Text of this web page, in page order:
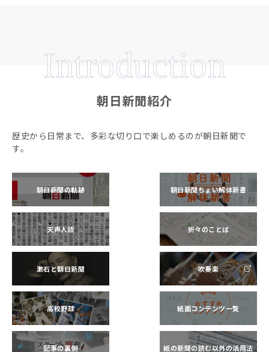
Introduction
朝日新聞紹介
歴史から日常まで、多彩な切り口で楽しめるのが朝日新聞で
す。
朝日新聞の軌跡 朝日新聞ちょい解体新書
天声人語 折々のことば
漱石と朝日新聞 吹奏楽
高校野球 紙面コンテンツ一覧
記事の裏側 紙の新聞の読む以外の活用法